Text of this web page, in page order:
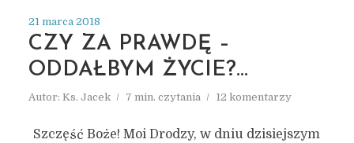
21 marca 2018
CZY ZA PRAWDĘ –
ODDAŁBYM ŻYCIE?…
Autor: Ks. Jacek 7 min. czytania 12 komentarzy
Szczęść Boże! Moi Drodzy, w dniu dzisiejszym